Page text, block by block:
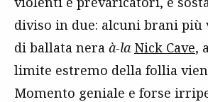
diviso in due: alcuni brani più
di ballata nera à-la Nick Cave,
limite estremo della follia
Momento geniale e forse